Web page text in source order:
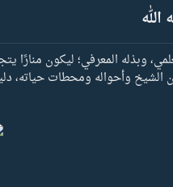
وبذله المعرفي؛ ليكون منارًا
وأحواله ومحطات حياته،